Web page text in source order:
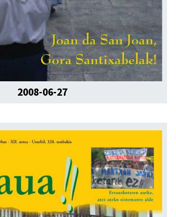
2008-06-27